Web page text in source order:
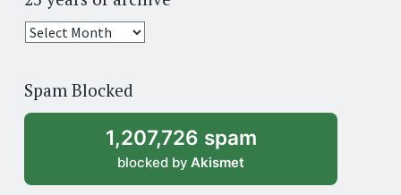
25
archive
Spam Blocked
1,207,726 spam
blocked by Akismet